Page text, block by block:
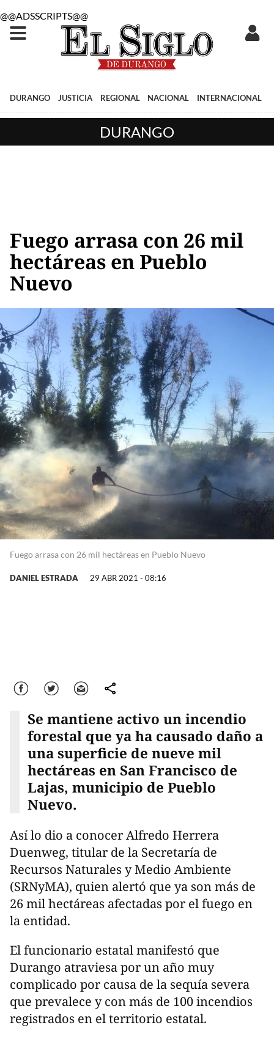
@@ADSSCRIPTS@@
DURANGO JUSTICIA REGIONAL NACIONAL INTERNACIONAL
DURANGO
Fuego arrasa con 26 mil
hectáreas en Pueblo
Nuevo
Fuego arrasa con 26 mil hectáreas en Pueblo Nuevo
DANIEL ESTRADA 29 ABR 2021 - 08:16
Facebook Twitter Correo comparte
Se mantiene activo un incendio
forestal que ya ha causado daño a
una superficie de nueve mil
hectáreas en San Francisco de
Lajas, municipio de Pueblo
Nuevo.
Así lo dio a conocer Alfredo Herrera
Duenweg, titular de la Secretaría de
Recursos Naturales y Medio Ambiente
(SRNyMA), quien alertó que ya son más de
26 mil hectáreas afectadas por el fuego en
la entidad.
El funcionario estatal manifestó que
Durango atraviesa por un año muy
complicado por causa de la sequía severa
que prevalece y con más de 100 incendios
registrados en el territorio estatal.